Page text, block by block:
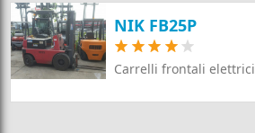
NIK FB25P
Carrelli frontali elettrici